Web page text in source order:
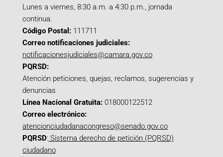
Lunes a viernes, 8:30 a.m. a 4:30 p.m., jornada
continua.
Código Postal: 111711
Correo notificaciones judiciales:
notificacionesjudiciales@camara.gov.co
PQRSD:
Atención peticiones, quejas, reclamos, sugerencias y
denuncias
Línea Nacional Gratuita: 018000122512
Correo electrónico:
atencionciudadanacongreso@senado.gov.co
PQRSD: Sistema derecho de petición (PQRSD)
ciudadano